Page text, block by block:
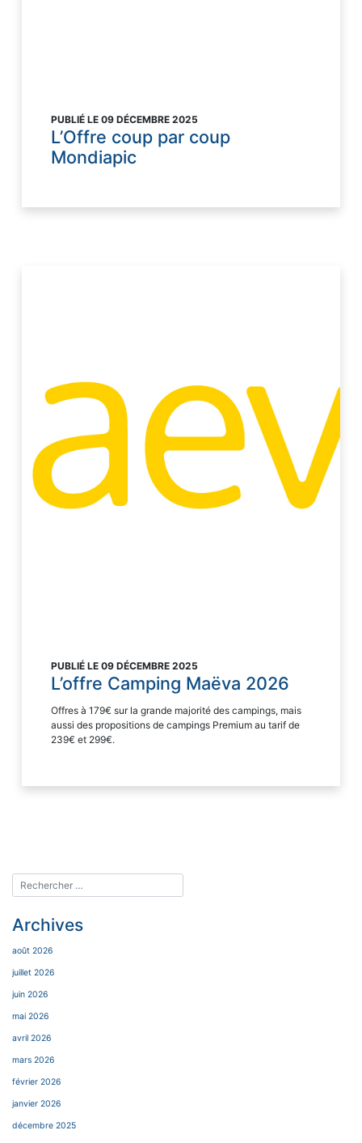
PUBLIÉ LE 09 DÉCEMBRE 2025
L’Offre coup par coup
Mondiapic
PUBLIÉ LE 09 DÉCEMBRE 2025
L’offre Camping Maëva 2026
Offres à 179€ sur la grande majorité des campings, mais
aussi des propositions de campings Premium au tarif de
239€ et 299€.
Archives
août 2026
juillet 2026
juin 2026
mai 2026
avril 2026
mars 2026
février 2026
janvier 2026
décembre 2025